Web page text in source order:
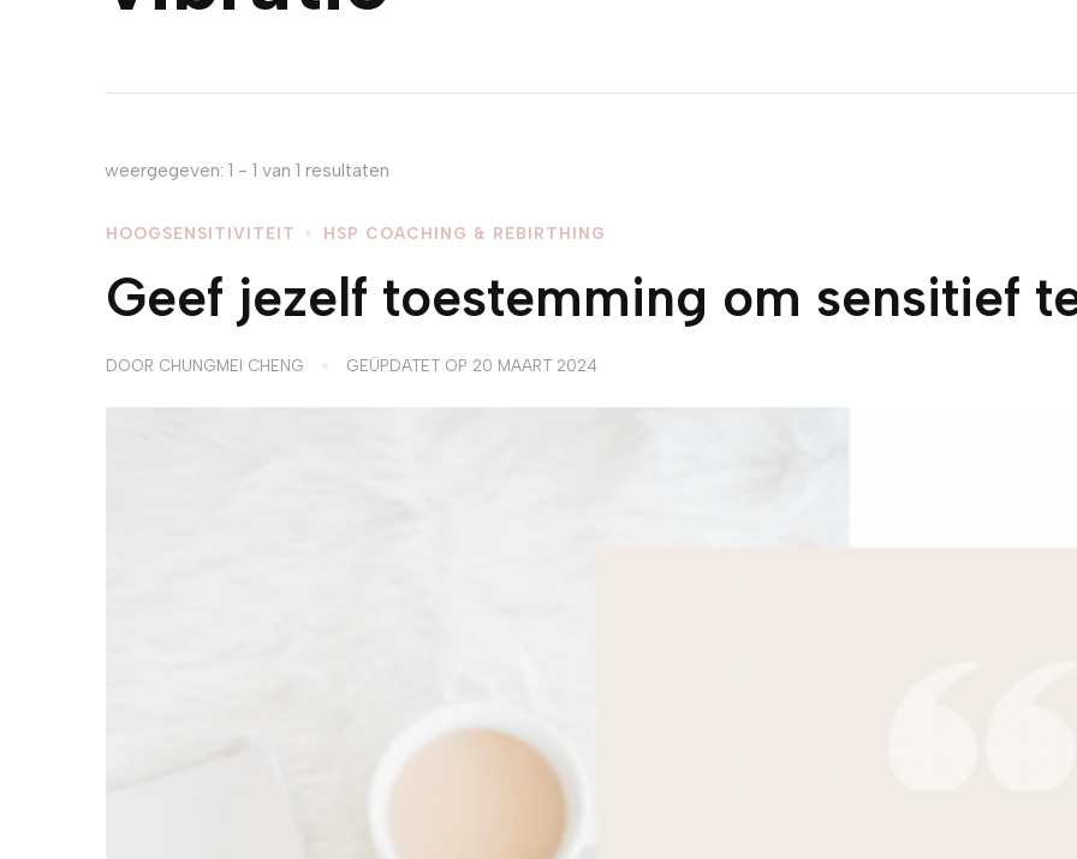
weergegeven: 1 - 1 van 1 resultaten
HOOGSENSITIVITEIT HSP COACHING & REBIRTHING
Geef jezelf toestemming om sensitief
DOOR CHUNGMEI CHENG GEÜPDATET OP 20 MAART 2024